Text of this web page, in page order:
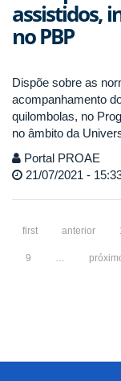
assistidos,
no PBP
Dispõe sobre as
acompanhamento
quilombolas, no
no âmbito da
Portal PROAE
21/07/2021 -
first anterior
9 …